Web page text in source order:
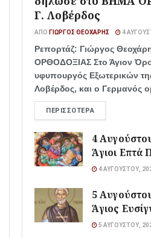
Γ. Λοβέρδος
ΑΠΌ ΓΙΏΡΓΟΣ ΘΕΟΧΆΡΗΣ 4
Ρεπορτάζ: Γιώργος
ΟΡΘΟΔΟΞΙΑΣ Στο Άγιον
υφυπουργός Εξωτερικών
Λοβέρδος, και ο Γερμανός
ΠΕΡΙΣΣΌΤΕΡΑ
4
Άγιοι Επτά
4 ΑΥΓΟΎΣΤΟΥ,
5
Άγιος
5 ΑΥΓΟΎΣΤΟΥ,